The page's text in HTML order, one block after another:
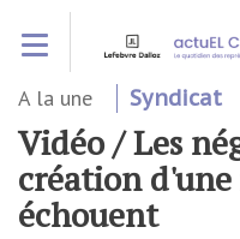
contenu
A la une Syndicat
Vidéo / Les
création
échouent